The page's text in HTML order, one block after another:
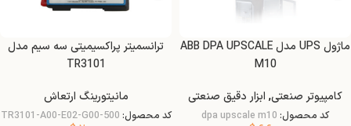
ماژول UPS مدل ABB DPA UPSCALE
M10
کامپیوتر صنعتی, ابزار دقیق صنعتی
کد محصول: dpa upscale m10
ترانسمیتر پراکسیمیتی سه سیم مدل
TR3101
مانیتورینگ ارتعاش
کد محصول: TR3101-A00-E02-G00-500